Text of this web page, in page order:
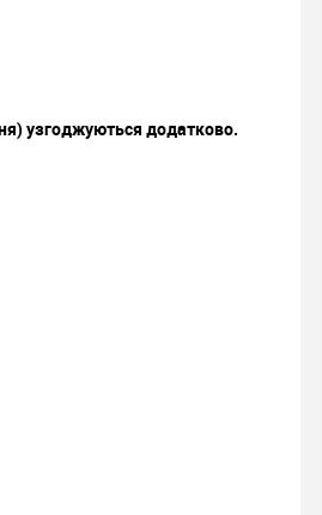
узгоджуються додатково.